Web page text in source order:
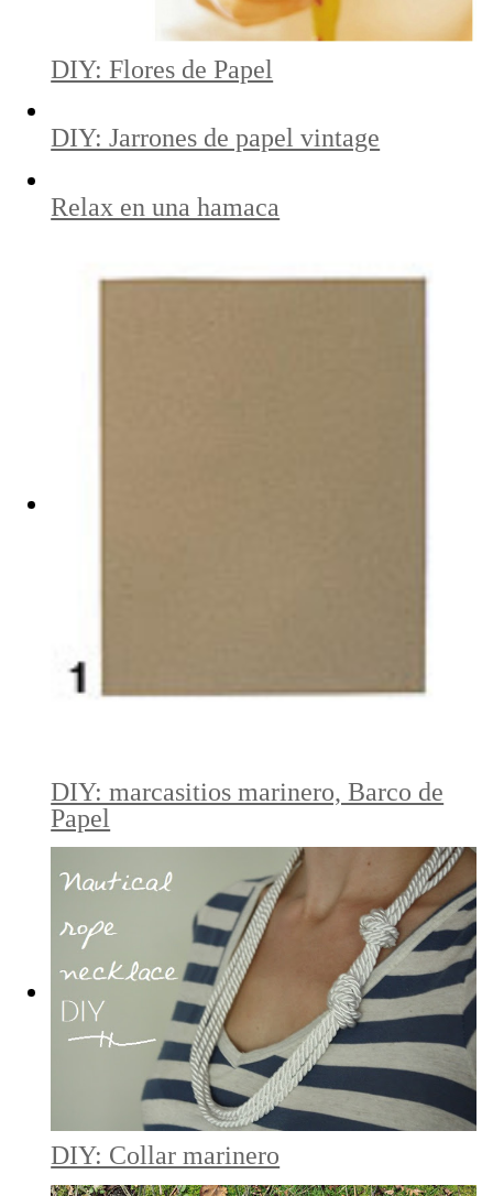
DIY: Flores de Papel
DIY: Jarrones de papel vintage
Relax en una hamaca
DIY: marcasitios marinero, Barco de
Papel
DIY: Collar marinero